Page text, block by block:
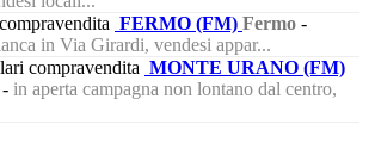
FERMO (FM) Fermo -
in Via Girardi, vendesi appar...
compravendita MONTE URANO (FM)
- in aperta campagna non lontano dal centro,